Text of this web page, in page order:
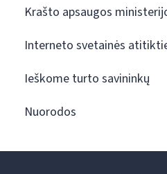
Krašto apsaugos
Interneto svetainės
Ieškome turto savininkų
Nuorodos